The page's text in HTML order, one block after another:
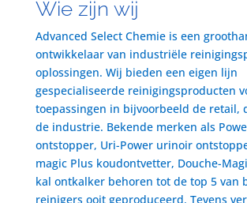
Wie zijn wij
Advanced Select Chemie is een
ontwikkelaar van industriële
oplossingen. Wij bieden een eigen lijn
gespecialiseerde reinigingsproducten
toepassingen in bijvoorbeeld de retail,
de industrie. Bekende merken als
ontstopper, Uri-Power urinoir
magic Plus koudontvetter, Douche-
kal ontkalker behoren tot de top 5 van
reinigers ooit geproduceerd. Tevens